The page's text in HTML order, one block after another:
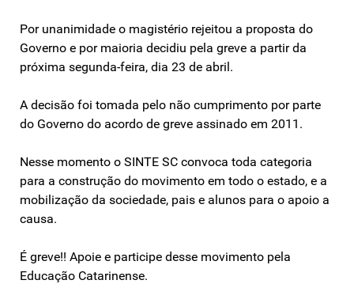
Por unanimidade o magistério rejeitou a proposta do
Governo e por maioria decidiu pela greve a partir da
próxima segunda-feira, dia 23 de abril.
A decisão foi tomada pelo não cumprimento por parte
do Governo do acordo de greve assinado em 2011.
Nesse momento o SINTE SC convoca toda categoria
para a construção do movimento em todo o estado, e a
mobilização da sociedade, pais e alunos para o apoio a
causa.
É greve!! Apoie e participe desse movimento pela
Educação Catarinense.